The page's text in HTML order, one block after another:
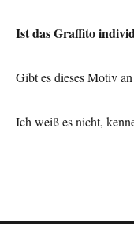
Ist das Graffito
Gibt es dieses Motiv
Ich weiß es nicht,